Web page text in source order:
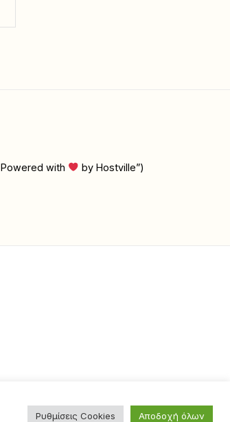
Powered with by Hostville”)
Ρυθμίσεις Cookies Αποδοχή όλων